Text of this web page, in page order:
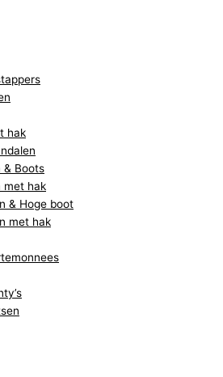
hak
& Boots
met hak
& Hoge boot
met hak